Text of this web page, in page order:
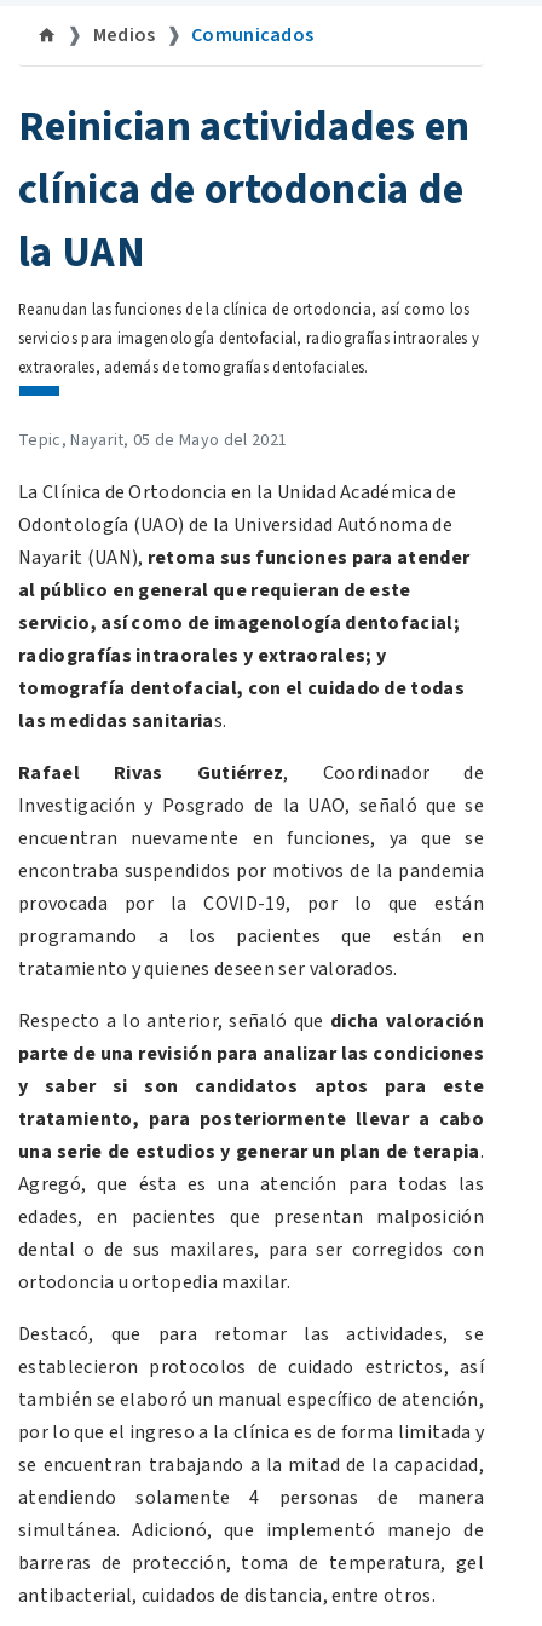
Medios Comunicados
Reinician actividades en
clínica de ortodoncia de
la UAN
Reanudan las funciones de la clínica de ortodoncia, así como los
servicios para imagenología dentofacial, radiografías intraorales y
extraorales, además de tomografías dentofaciales.
Tepic, Nayarit, 05 de Mayo del 2021
La Clínica de Ortodoncia en la Unidad Académica de
Odontología (UAO) de la Universidad Autónoma de
Nayarit (UAN), retoma sus funciones para atender
al público en general que requieran de este
servicio, así como de imagenología dentofacial;
radiografías intraorales y extraorales; y
tomografía dentofacial, con el cuidado de todas
las medidas sanitarias.
Rafael Rivas Gutiérrez, Coordinador de
Investigación y Posgrado de la UAO, señaló que se
encuentran nuevamente en funciones, ya que se
encontraba suspendidos por motivos de la pandemia
provocada por la COVID-19, por lo que están
programando a los pacientes que están en
tratamiento y quienes deseen ser valorados.
Respecto a lo anterior, señaló que dicha valoración
parte de una revisión para analizar las condiciones
y saber si son candidatos aptos para este
tratamiento, para posteriormente llevar a cabo
una serie de estudios y generar un plan de terapia.
Agregó, que ésta es una atención para todas las
edades, en pacientes que presentan malposición
dental o de sus maxilares, para ser corregidos con
ortodoncia u ortopedia maxilar.
Destacó, que para retomar las actividades, se
establecieron protocolos de cuidado estrictos, así
también se elaboró un manual específico de atención,
por lo que el ingreso a la clínica es de forma limitada y
se encuentran trabajando a la mitad de la capacidad,
atendiendo solamente 4 personas de manera
simultánea. Adicionó, que implementó manejo de
barreras de protección, toma de temperatura, gel
antibacterial, cuidados de distancia, entre otros.